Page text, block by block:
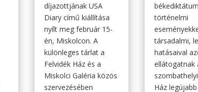
díjazottjának USA
Diary című kiállítása
nyílt meg február 15-
én, Miskolcon. A
különleges tárlat a
Felvidék Ház és a
Miskolci Galéria közös
szervezésében
történelmi
társadalmi,
hatásaival
ellátogatnak
Ház